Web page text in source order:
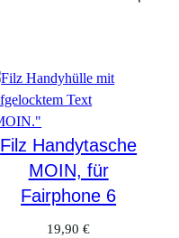
Filz Handytasche
MOIN, für
Fairphone 6
19,90€